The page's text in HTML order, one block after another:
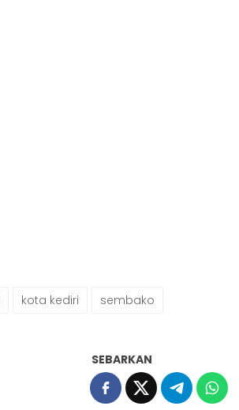
kota kediri
sembako
SEBARKAN